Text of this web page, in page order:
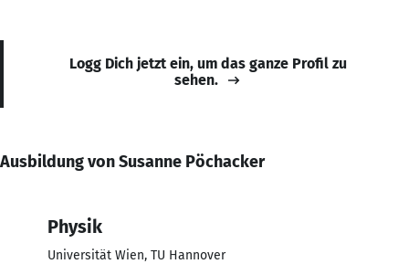
Logg Dich jetzt ein, um das ganze Profil zu
sehen.
Ausbildung von Susanne Pöchacker
Physik
Universität Wien, TU Hannover